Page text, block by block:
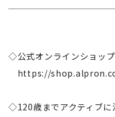
◇公式オンラインショップ
https://
◇120歳までアクティブに